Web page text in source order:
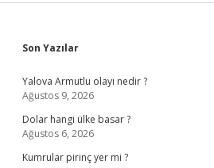
Sidebar
Son Yazılar
Yalova Armutlu olayı nedir ?
Ağustos 9, 2026
Dolar hangi ülke basar ?
Ağustos 6, 2026
Kumrular pirinç yer mi ?